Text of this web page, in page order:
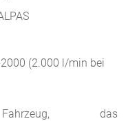
(2.000 l/min bei
das